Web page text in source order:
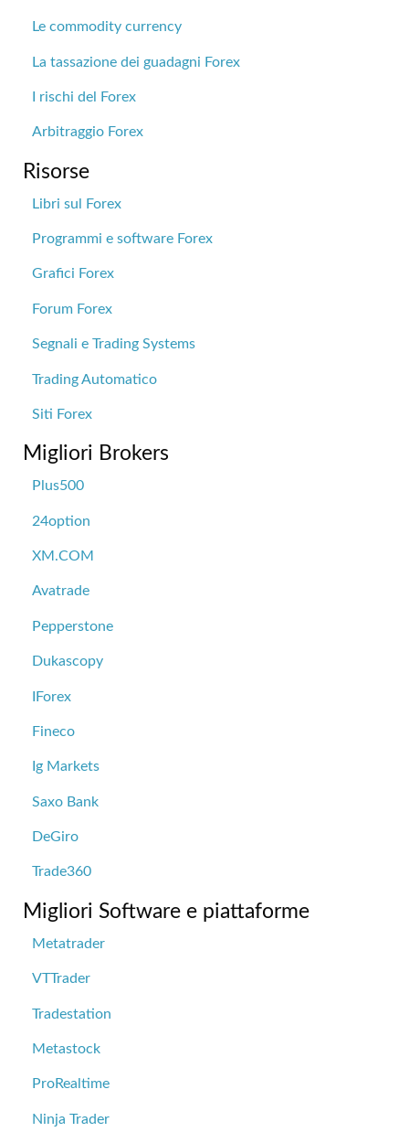
Le commodity currency
La tassazione dei guadagni Forex
I rischi del Forex
Arbitraggio Forex
Risorse
Libri sul Forex
Programmi e software Forex
Grafici Forex
Forum Forex
Segnali e Trading Systems
Trading Automatico
Siti Forex
Migliori Brokers
Plus500
24option
XM.COM
Avatrade
Pepperstone
Dukascopy
IForex
Fineco
Ig Markets
Saxo Bank
DeGiro
Trade360
Migliori Software e piattaforme
Metatrader
VTTrader
Tradestation
Metastock
ProRealtime
Ninja Trader